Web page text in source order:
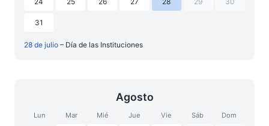
31
28 de julio – Día de las Instituciones
Agosto
Lun Mar Mié Jue Vie Sáb Dom